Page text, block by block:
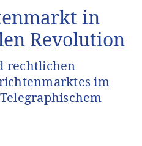
in
Revolution
rechtlichen
im